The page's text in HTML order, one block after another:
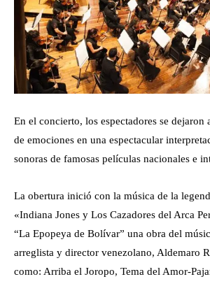
En el concierto, los espectadores se dejaron
de emociones en una espectacular
sonoras de famosas películas nacionales e
La obertura inició con la música de la
«Indiana Jones y Los Cazadores del Arca
“La Epopeya de Bolívar” una obra del
arreglista y director venezolano, Aldemaro
como: Arriba el Joropo, Tema del Amor-